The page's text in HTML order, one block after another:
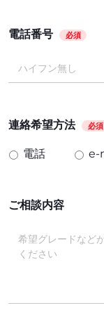
電話番号 必須
連絡希望方法 必須
電話 e-
ご相談内容